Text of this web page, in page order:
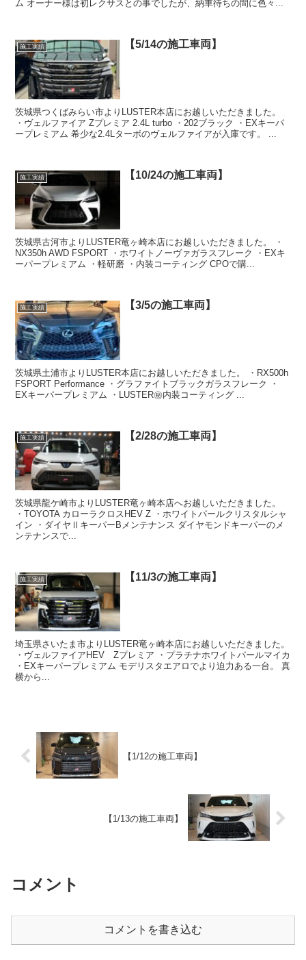
ム オーナー様は初レクサスとの事でしたが、納車待ちの間に色々...
施工実績 【5/14の施工車両】
茨城県つくばみらい市よりLUSTER本店にお越しいただきました。
・ヴェルファイア Zプレミア 2.4L turbo ・202ブラック ・EXキーパ
ープレミアム 希少な2.4Lターボのヴェルファイアが入庫です。 ...
施工実績 【10/24の施工車両】
茨城県古河市よりLUSTER竜ヶ崎本店にお越しいただきました。 ・
NX350h AWD FSPORT ・ホワイトノーヴァガラスフレーク ・EXキ
ーパープレミアム ・軽研磨 ・内装コーティング CPOで購...
施工実績 【3/5の施工車両】
茨城県土浦市よりLUSTER本店にお越しいただきました。 ・RX500h
FSPORT Performance ・グラファイトブラックガラスフレーク ・
EXキーパープレミアム ・LUSTER㊙️内装コーティング ...
施工実績 【2/28の施工車両】
茨城県龍ケ崎市よりLUSTER竜ヶ崎本店へお越しいただきました。
・TOYOTA カローラクロスHEV Z ・ホワイトパールクリスタルシャ
イン ・ダイヤⅡキーパーBメンテナンス ダイヤモンドキーパーのメ
ンテナンスで...
施工実績 【11/3の施工車両】
埼玉県さいたま市よりLUSTER竜ヶ崎本店にお越しいただきました。
・ヴェルファイアHEV Zプレミア ・プラチナホワイトパールマイカ
・EXキーパープレミアム モデリスタエアロでより迫力ある一台。 真
横から...
【1/12の施工車両】
【1/13の施工車両】
コメント
コメントを書き込む